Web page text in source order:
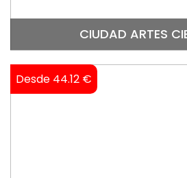
CIUDAD ARTES
Desde 44.12 €